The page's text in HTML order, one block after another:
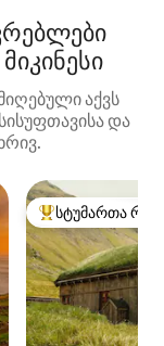
აქვს
და
სტუმართა
სტუმართა